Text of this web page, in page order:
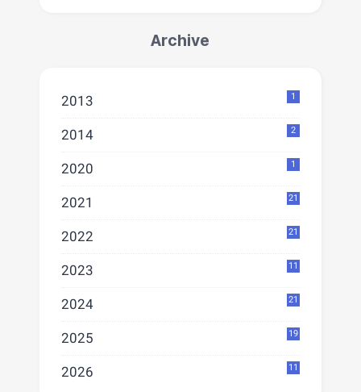
Archive
2013 1
2014 2
2020 1
2021 21
2022 21
2023 11
2024 21
2025 19
2026 11